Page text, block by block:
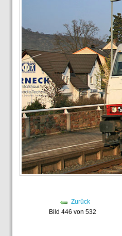
Zurück
Bild 446 von 532